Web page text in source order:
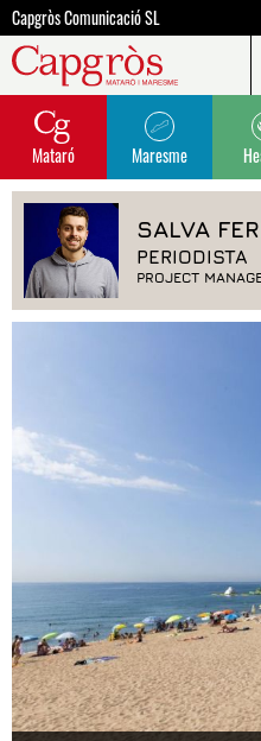
Capgròs Comunicació SL
Mataró Maresme
SALVA
PERIODISTA
PROJECT